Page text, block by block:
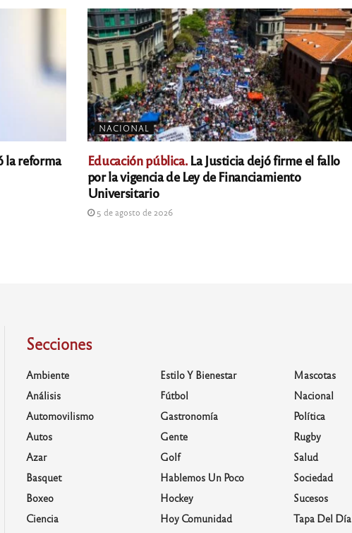
la reforma
NACIONAL
Educación pública.La Justicia dejó firme el fallo
por la vigencia de Ley de Financiamiento
Universitario
5 de agosto de 2026
Secciones
Ambiente
Análisis
Automovilismo
Autos
Azar
Basquet
Boxeo
Ciencia
Estilo Y Bienestar
Fútbol
Gastronomía
Gente
Golf
Hablemos Un Poco
Hockey
Hoy Comunidad
Mascotas
Nacional
Política
Rugby
Salud
Sociedad
Sucesos
Tapa Del Día